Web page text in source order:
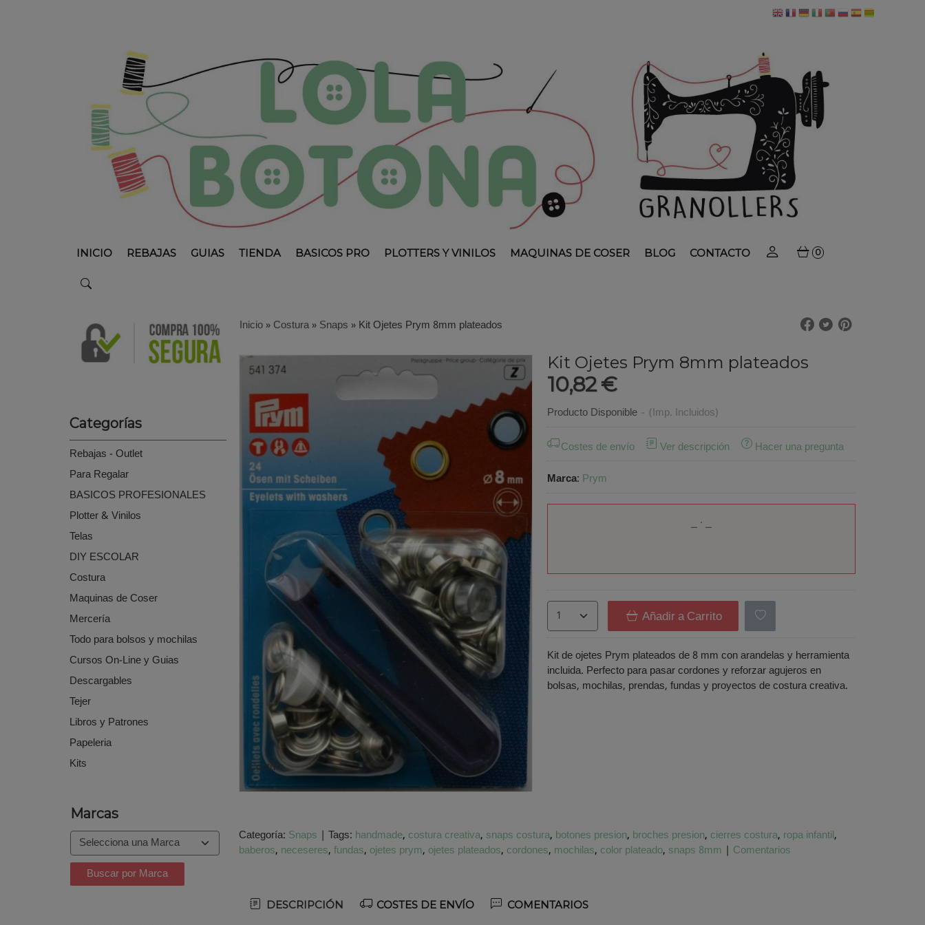
INICIO REBAJAS GUIAS TIENDA BASICOS PRO PLOTTERS Y VINILOS MAQUINAS DE COSER BLOG CONTACTO 0
Categorías
Rebajas - Outlet
Para Regalar
BASICOS PROFESIONALES
Plotter & Vinilos
Telas
DIY ESCOLAR
Costura
Maquinas de Coser
Mercería
Todo para bolsos y mochilas
Cursos On-Line y Guias
Descargables
Tejer
Libros y Patrones
Papeleria
Kits
Marcas
Inicio»Costura»Snaps »Kit Ojetes Prym 8mm plateados
Costura
Kit Ojetes Prym 8mm plateados
10,82 €
Producto Disponible - (Imp. Incluidos)
Costes de envío
Ver descripción
Hacer una pregunta
Marca: Prym
Añadir a Carrito
Kit de ojetes Prym plateados de 8 mm con arandelas y herramienta
incluida. Perfecto para pasar cordones y reforzar agujeros en
bolsas, mochilas, prendas, fundas y proyectos de costura creativa.
Categoría: Snaps | Tags: handmade costura creativa snaps costura botones presion broches presion cierres costura ropa infantil
baberos neceseres fundas ojetes prym ojetes plateados cordones mochilas color plateado snaps 8mm | Comentarios
DESCRIPCIÓN COSTES DE ENVÍO COMENTARIOS